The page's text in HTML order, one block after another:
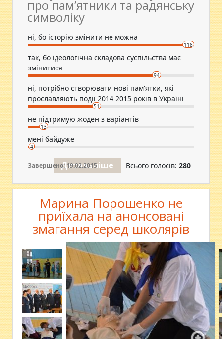
Завершено: 19.02.2015
про пам’ятники та радянську
символіку
ні, бо історію змінити не можна
118
так, бо ідеологічна складова суспільства має
змінитися
94
ні, потрібно створювати нові пам'ятки, які
прославляють події 2014 2015 років в Україні
51
не підтримую жоден з варіантів
13
мені байдуже
4
Детальніше Всього голосів: 280
Марина Порошенко не
приїхала на анонсовані
змагання серед школярів